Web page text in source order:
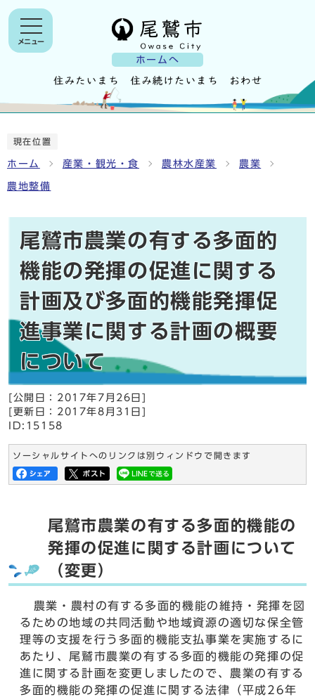
ホームへ
メニュー
現在位置
ホーム 産業・観光・食 農林水産業 農業
農地整備
尾鷲市農業の有する多面的
機能の発揮の促進に関する
計画及び多面的機能発揮促
進事業に関する計画の概要
について
[公開日： 2017年7月26日
[更新日： 2017年8月31日
ID:15158
ソーシャルサイトへのリンクは別ウィンドウで開きます
尾鷲市農業の有する多面的機能の
発揮の促進に関する計画について
（変更）
農業・農村の有する多面的機能の維持・発揮を図
るための地域の共同活動や地域資源の適切な保全管
理等の支援を行う多面的機能支払事業を実施するに
あたり、尾鷲市農業の有する多面的機能の発揮の促
進に関する計画を変更しましたので、農業の有する
多面的機能の発揮の促進に関する法律（平成26年